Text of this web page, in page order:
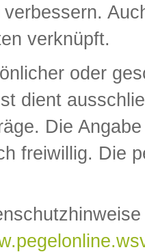
verknüpft.
oder
dient
Die
freiwillig. Die